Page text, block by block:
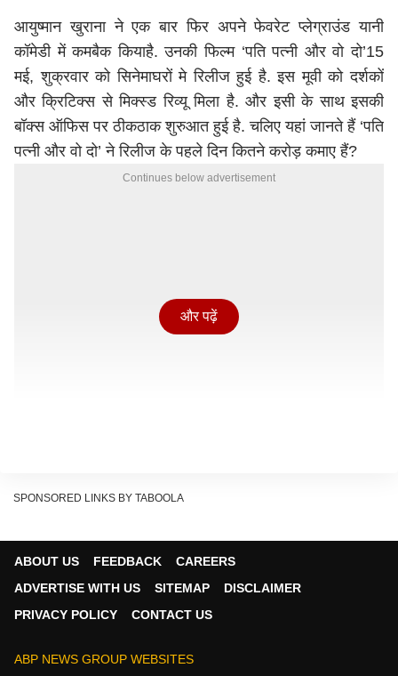
आयुष्मान खुराना ने एक बार फिर अपने फेवरेट प्लेग्राउंड यानी
कॉमेडी में कमबैक कियाहै. उनकी फिल्म ‘पति पत्नी और वो दो’15
मई, शुक्रवार को सिनेमाघरों मे रिलीज हुई है. इस मूवी को दर्शकों
और क्रिटिक्स से मिक्स्ड रिव्यू मिला है. और इसी के साथ इसकी
बॉक्स ऑफिस पर ठीकठाक शुरुआत हुई है. चलिए यहां जानते हैं ‘पति
पत्नी और वो दो’ ने रिलीज के पहले दिन कितने करोड़ कमाए हैं?
Continues below advertisement
सिनेमाघरों में दस्तक देने के बाद आयुष्मान खुराना, सारा अली खान,
और पढ़ें
SPONSORED LINKS BY TABOOLA
ABOUT US FEEDBACK
CAREERS
ADVERTISE WITH US
SITEMAP
DISCLAIMER
PRIVACY POLICY
CONTACT US
ABP NEWS GROUP WEBSITES